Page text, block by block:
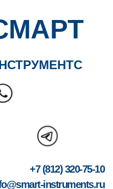
+7 (812) 320-75-10
instruments.ru